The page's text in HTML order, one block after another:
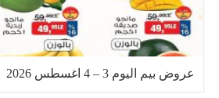
عروض بيم اليوم 3 – 4 اغسطس 2026